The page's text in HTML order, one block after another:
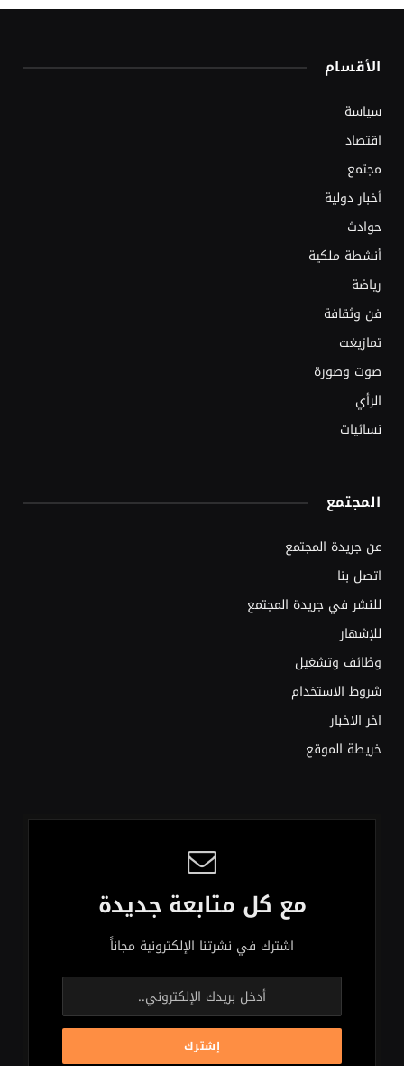
الأقسام
سياسة
اقتصاد
مجتمع
أخبار دولية
حوادث
أنشطة ملكية
رياضة
فن وثقافة
تمازيغت
صوت وصورة
الرأي
نسائيات
المجتمع
عن جريدة المجتمع
اتصل بنا
للنشر في جريدة المجتمع
للإشهار
وظائف وتشغيل
شروط الاستخدام
اخر الاخبار
خريطة الموقع
مع كل متابعة جديدة
اشترك في نشرتنا الإلكترونية مجاناً